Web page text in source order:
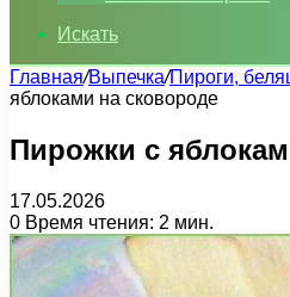
Искать
Главная/Выпечка/Пироги,
яблоками на сковороде
Пирожки с
17.05.2026
0 Время чтения: 2 мин.